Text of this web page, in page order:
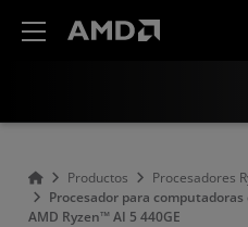
Productos
Procesadores
Procesador para
AMD Ryzen™ AI 5 440GE